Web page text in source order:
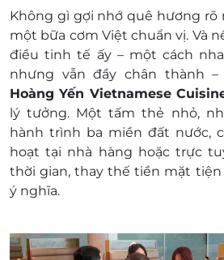
do gì.
LifeLink không chịu trách
lượng của sản phẩm hoặc
cấp cũng như đối với các
khách hàng và nhà cung cấp.
LifeLink có quyền sửa chữa
khoản và điều kiện sử
báo trước.
Không gì gợi nhớ quê hương rõ
một bữa cơm Việt chuẩn vị. Và
điều tinh tế ấy – một cách
nhưng vẫn đầy chân thành
Hoàng Yến Vietnamese
lý tưởng. Một tấm thẻ nhỏ,
hành trình ba miền đất nước,
hoạt tại nhà hàng hoặc trực
thời gian, thay thế tiền mặt tiện
ý nghĩa.